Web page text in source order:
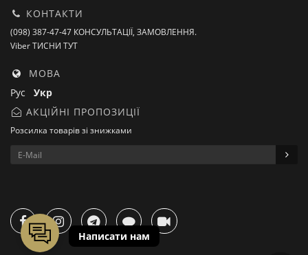
КОНТАКТИ
(098) 387-47-47 КОНСУЛЬТАЦІЇ, ЗАМОВЛЕННЯ.
Viber ТИСНИ ТУТ
МОВА
Рус Укр
АКЦІЙНІ ПРОПОЗИЦІЇ
Розсилка товарів зі знижками